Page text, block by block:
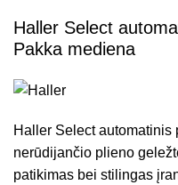
Haller Select
Pakka mediena
Haller Select
nerūdijančio plieno
patikimas bei stilingas